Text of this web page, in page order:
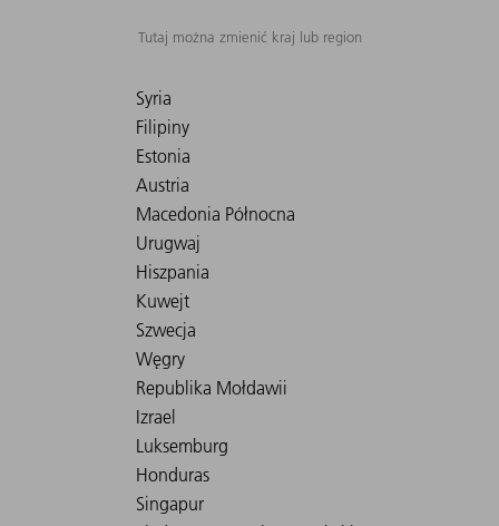
Tutaj można zmienić kraj lub region